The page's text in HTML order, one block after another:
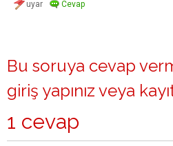
Bu soruya cevap
giriş yapınız veya
1 cevap